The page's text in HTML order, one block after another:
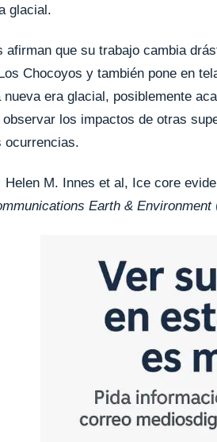
glacial.
afirman que su trabajo cambia
Chocoyos y también pone en
era glacial, posiblemente
los impactos de otras
ocurrencias.
Helen M. Innes et al, Ice core
Earth & Environment